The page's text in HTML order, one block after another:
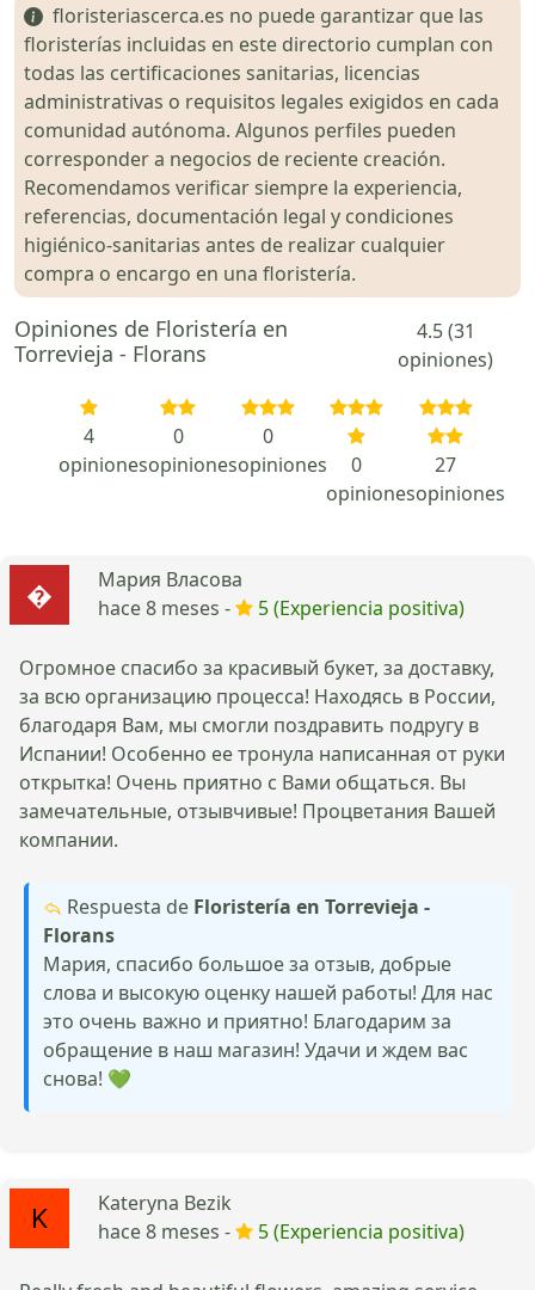
floristeriascerca.es no puede garantizar que las
floristerías incluidas en este directorio cumplan con
todas las certificaciones sanitarias, licencias
administrativas o requisitos legales exigidos en cada
comunidad autónoma. Algunos perfiles pueden
corresponder a negocios de reciente creación.
Recomendamos verificar siempre la experiencia,
referencias, documentación legal y condiciones
higiénico-sanitarias antes de realizar cualquier
compra o encargo en una floristería.
Opiniones de Floristería en
Torrevieja - Florans
4.5 (31
opiniones)
4
opiniones
0
opiniones
0
opiniones
0
opiniones
27
opiniones
Мария Власова
hace 8 meses -
5 (Experiencia positiva)
Огромное спасибо за красивый букет, за доставку,
за всю организацию процесса! Находясь в России,
благодаря Вам, мы смогли поздравить подругу в
Испании! Особенно ее тронула написанная от руки
открытка! Очень приятно с Вами общаться. Вы
замечательные, отзывчивые! Процветания Вашей
компании.
Respuesta de Floristería en Torrevieja -
Florans
Мария, спасибо большое за отзыв, добрые
слова и высокую оценку нашей работы! Для нас
это очень важно и приятно! Благодарим за
обращение в наш магазин! Удачи и ждем вас
снова! 💚
Kateryna Bezik
hace 8 meses -
5 (Experiencia positiva)